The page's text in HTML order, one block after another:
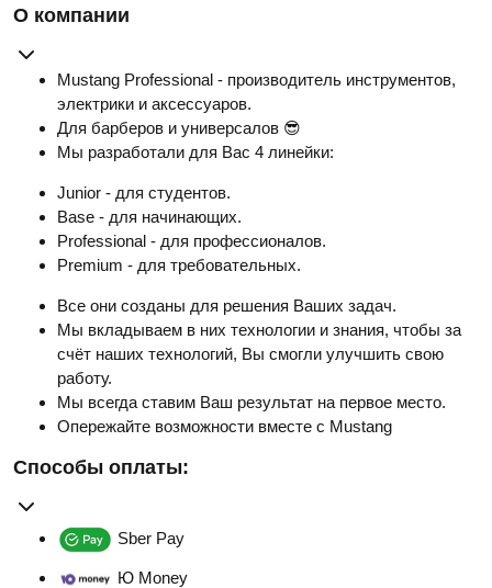
О компании
Mustang Professional - производитель инструментов,
электрики и аксессуаров.
Для барберов и универсалов 😎
Мы разработали для Вас 4 линейки:
Junior - для студентов.
Base - для начинающих.
Professional - для профессионалов.
Premium - для требовательных.
Все они созданы для решения Ваших задач.
Мы вкладываем в них технологии и знания, чтобы за
счёт наших технологий, Вы смогли улучшить свою
работу.
Мы всегда ставим Ваш результат на первое место.
Опережайте возможности вместе с Mustang
Способы оплаты:
Sber Pay
Ю Money